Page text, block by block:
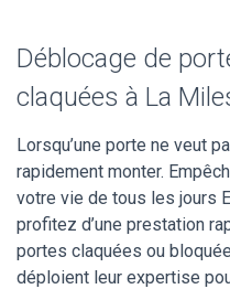
Déblocage de
claquées à La
Lorsqu’une porte ne veut
rapidement monter.
votre vie de tous les jours
profitez d’une prestation
portes claquées ou
déploient leur expertise